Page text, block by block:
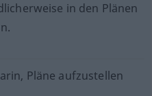
in den Plänen
Pläne aufzustellen